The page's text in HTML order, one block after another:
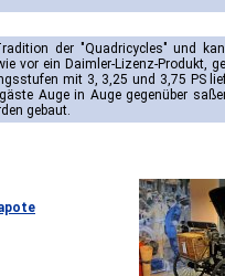
der "Quadricycles" und
vor ein Daimler-Lizenz-Produkt,
mit 3, 3,25 und 3,75 PS
Auge in Auge gegenüber
gebaut.